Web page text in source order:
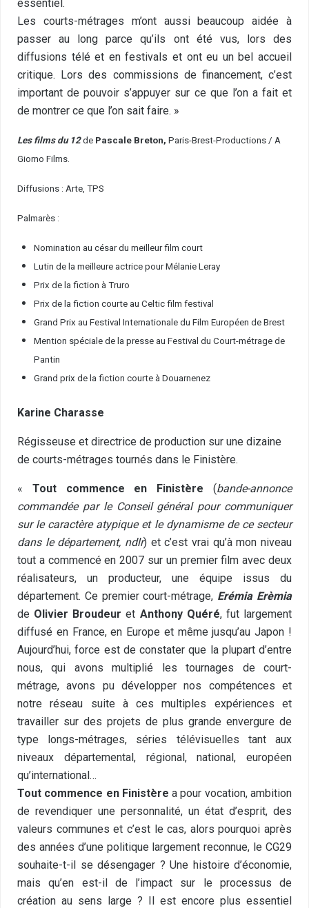
essentiel.
Les courts-métrages m’ont aussi beaucoup aidée à
passer au long parce qu’ils ont été vus, lors des
diffusions télé et en festivals et ont eu un bel accueil
critique. Lors des commissions de financement, c’est
important de pouvoir s’appuyer sur ce que l’on a fait et
de montrer ce que l’on sait faire. »
Les films du 12de Pascale Breton, Paris-Brest-Productions / A
Giorno Films.
Diffusions : Arte, TPS
Palmarès :
Nomination au césar du meilleur film court
Lutin de la meilleure actrice pour Mélanie Leray
Prix de la fiction à Truro
Prix de la fiction courte au Celtic film festival
Grand Prix au Festival Internationale du Film Européen de Brest
Mention spéciale de la presse au Festival du Court-métrage de
Pantin
Grand prix de la fiction courte à Douarnenez
Karine Charasse
Régisseuse et directrice de production sur une dizaine
de courts-métrages tournés dans le Finistère.
« Tout commence en Finistère (bande-annonce
commandée par le Conseil général pour communiquer
sur le caractère atypique et le dynamisme de ce secteur
dans le département, ndlr) et c’est vrai qu’à mon niveau
tout a commencé en 2007 sur un premier film avec deux
réalisateurs, un producteur, une équipe issus du
département. Ce premier court-métrage, Erémia Erèmia
de Olivier Broudeur et Anthony Quéré, fut largement
diffusé en France, en Europe et même jusqu’au Japon !
Aujourd’hui, force est de constater que la plupart d’entre
nous, qui avons multiplié les tournages de court-
métrage, avons pu développer nos compétences et
notre réseau suite à ces multiples expériences et
travailler sur des projets de plus grande envergure de
type longs-métrages, séries télévisuelles tant aux
niveaux départemental, régional, national, européen
qu’international…
Tout commence en Finistère a pour vocation, ambition
de revendiquer une personnalité, un état d’esprit, des
valeurs communes et c’est le cas, alors pourquoi après
des années d’une politique largement reconnue, le CG29
souhaite-t-il se désengager ? Une histoire d’économie,
mais qu’en est-il de l’impact sur le processus de
création au sens large ? Il est encore plus essentiel